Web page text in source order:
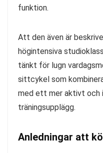
funktion.
Att den även är
högintensiva
tänkt för lugn
sittcykel som
med ett mer aktivt och
träningsupplägg.
Anledningar att